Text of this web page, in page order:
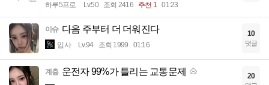
하루5프로 Lv.50 조회 2416 추천 1 01:23
이슈 다음 주부터 더 더워진다
입사 Lv.94 조회 1999 01:16
10
댓글
계층 운전자 99%가 틀리는 교통문제 20